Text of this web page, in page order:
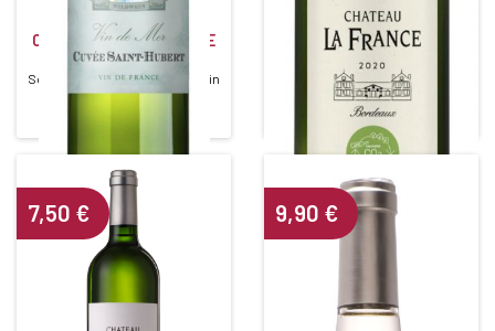
CUVÉE ST HUBERT WHITE
FISH 2022
Sorry, this entry is only available in
FR.
CHÂTEAU LA FRANCE
NEUTRE CARBONE 2023
White • 2023
BORDEAUX BLANC
Alcohol content : 12°
7,50 € 9,90 €